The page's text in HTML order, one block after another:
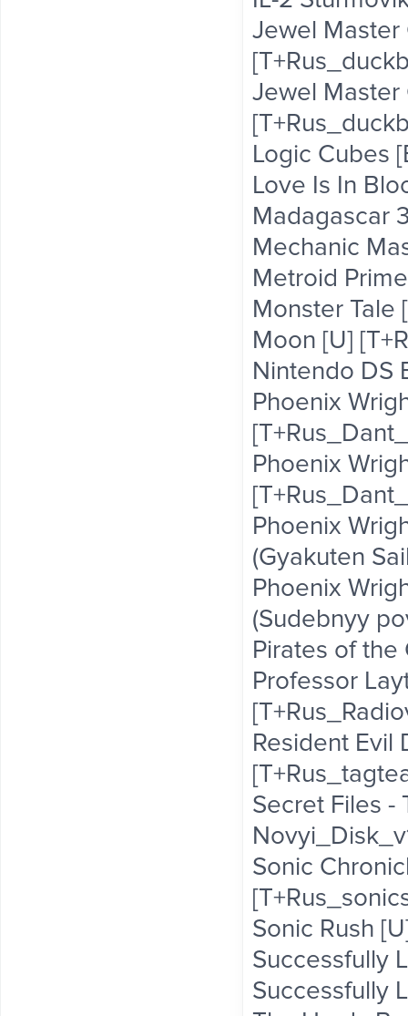
Jewel Master
Jewel Master
Logic Cubes
Love Is In
Madagascar
Mechanic
Metroid
Monster Tale
Moon [U]
Nintendo DS
Phoenix
Phoenix
Phoenix
(Gyakuten
Phoenix
(Sudebnyy
Pirates of the
Professor
Resident Evil
Secret Files -
Sonic
Sonic Rush
Successfully
Successfully